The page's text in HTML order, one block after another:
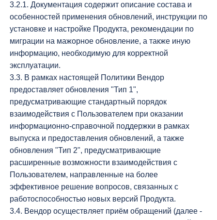
3.2.1. Документация содержит описание состава и
особенностей применения обновлений, инструкции по
установке и настройке Продукта, рекомендации по
миграции на мажорное обновление, а также иную
информацию, необходимую для корректной
эксплуатации.
3.3. В рамках настоящей Политики Вендор
предоставляет обновления "Тип 1",
предусматривающие стандартный порядок
взаимодействия с Пользователем при оказании
информационно-справочной поддержки в рамках
выпуска и предоставления обновлений, а также
обновления "Тип 2", предусматривающие
расширенные возможности взаимодействия с
Пользователем, направленные на более
эффективное решение вопросов, связанных с
работоспособностью новых версий Продукта.
3.4. Вендор осуществляет приём обращений (далее -